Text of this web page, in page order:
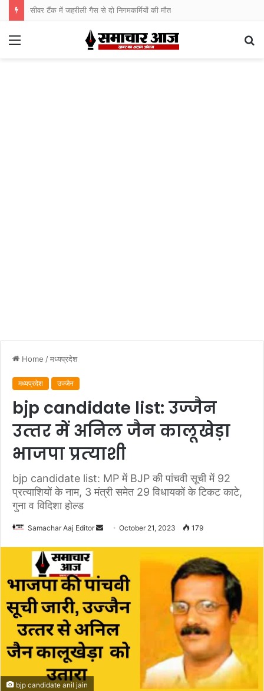
सीवर टैंक में जहरीली गैस से दो निगमकर्मियों की मौत
Menu
Home /मध्यप्रदेश
मध्यप्रदेश उज्जैन
bjp candidate list: उज्‍जैन
उत्‍तर में अनिल जैन कालूखेड़ा
भाजपा प्रत्‍याशी
bjp candidate list: MP में BJP की पांचवी सूची में 92
प्रत्याशियों के नाम, 3 मंत्री समेत 29 विधायकों के टिकट काटे,
गुना व विदिशा होल्ड
Samachar Aaj Editor
SendOctober 21, 2023 179
bjp candidate anil jain